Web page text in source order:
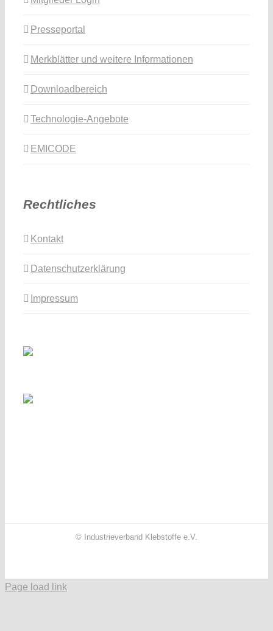
Presseportal
Merkblätter und weitere Informationen
Downloadbereich
Technologie-Angebote
EMICODE
Rechtliches
Kontakt
Datenschutzerklärung
Impressum
© Industrieverband Klebstoffe e.V.
Page load link